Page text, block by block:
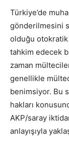
Türkiye’de
gönderilmesini
olduğu otokratik
tahkim edecek
zaman
genellikle
benimsiyor. Bu
hakları
AKP/saray
anlayışıyla